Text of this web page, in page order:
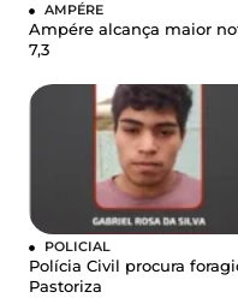
AMPÉRE
Ampére alcança maior
7,3
POLICIAL
Polícia Civil procura
Pastoriza